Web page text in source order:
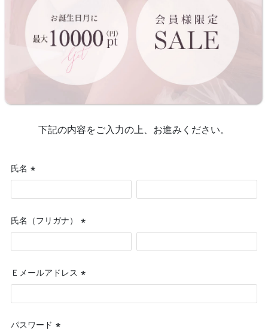
下記の内容をご入力の上、お進みください。
氏名
(必
須)
氏名（フリガナ）
(必
須)
Ｅメールアドレス
(必
須)
パスワード